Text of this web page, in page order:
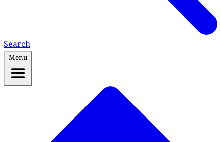
Search
Menu